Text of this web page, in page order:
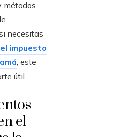
métodos
necesitas
impuesto
, este
útil.
el